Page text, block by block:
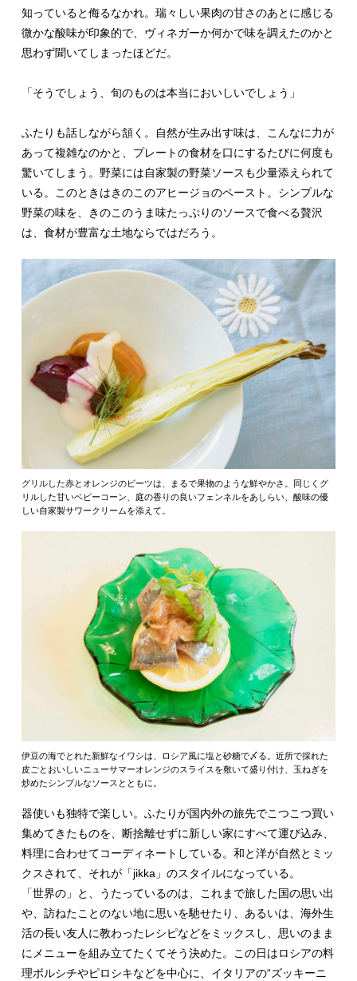
知っていると侮るなかれ。瑞々しい果肉の甘さのあとに感じる
微かな酸味が印象的で、ヴィネガーか何かで味を調えたのかと
思わず聞いてしまったほどだ。
「そうでしょう、旬のものは本当においしいでしょう」
ふたりも話しながら頷く。自然が生み出す味は、こんなに力が
あって複雑なのかと、プレートの食材を口にするたびに何度も
驚いてしまう。野菜には自家製の野菜ソースも少量添えられて
いる。このときはきのこのアヒージョのペースト。シンプルな
野菜の味を、きのこのうま味たっぷりのソースで食べる贅沢
は、食材が豊富な土地ならではだろう。
グリルした赤とオレンジのビーツは、まるで果物のような鮮やかさ。同じくグ
リルした甘いベビーコーン、庭の香りの良いフェンネルをあしらい、酸味の優
しい自家製サワークリームを添えて。
伊豆の海でとれた新鮮なイワシは、ロシア風に塩と砂糖で〆る。近所で採れた
皮ごとおいしいニューサマーオレンジのスライスを敷いて盛り付け、玉ねぎを
炒めたシンプルなソースとともに。
器使いも独特で楽しい。ふたりが国内外の旅先でこつこつ買い
集めてきたものを、断捨離せずに新しい家にすべて運び込み、
料理に合わせてコーディネートしている。和と洋が自然とミッ
クスされて、それが「jikka」のスタイルになっている。
「世界の」と、うたっているのは、これまで旅した国の思い出
や、訪ねたことのない地に思いを馳せたり、あるいは、海外生
活の長い友人に教わったレシピなどをミックスし、思いのまま
にメニューを組み立てたくてそう決めた。この日はロシアの料
理ボルシチやピロシキなどを中心に、イタリアの“ズッキーニ